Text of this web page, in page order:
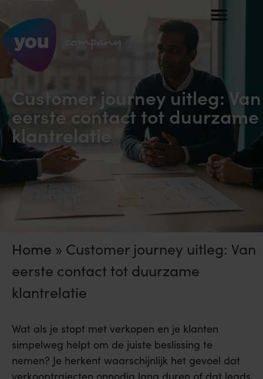
Customer journey uitleg: Van
eerste contact tot duurzame
klantrelatie
Home » Customer journey uitleg: Van
eerste contact tot duurzame
klantrelatie
Wat als je stopt met verkopen en je klanten
simpelweg helpt om de juiste beslissing te
nemen? Je herkent waarschijnlijk het gevoel dat
verkooptrajecten onnodig lang duren of dat leads